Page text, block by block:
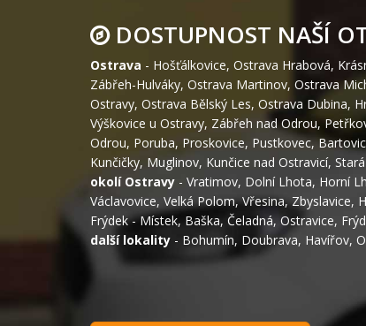
DOSTUPNOST NAŠÍ
Ostrava - Hošťálkovice, Ostrava Hrabová,
Zábřeh-Hulváky, Ostrava Martinov, Ostrava
Ostravy, Ostrava Bělský Les, Ostrava Dubina,
Výškovice u Ostravy, Zábřeh nad Odrou,
Odrou, Poruba, Proskovice, Pustkovec,
Kunčičky, Muglinov, Kunčice nad Ostravicí,
okolí Ostravy - Vratimov, Dolní Lhota, Horní
Václavovice, Velká Polom,Vřesina,Zbyslavice,
Frýdek - Místek, Baška, Čeladná, Ostravice,
další lokality - Bohumín, Doubrava, Havířov,